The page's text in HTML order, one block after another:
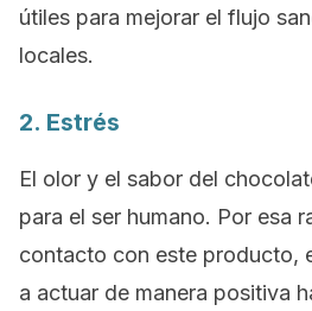
útiles para mejorar el flujo
locales.
2. Estrés
El olor y el sabor del
para el ser humano. Por esa
contacto con este producto,
a actuar de manera positiva